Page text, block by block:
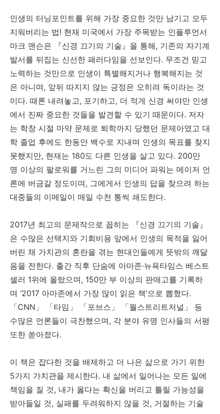
인생의 터닝포인트를 위해 가장 중요한 것만 남기고 모두
지워버리는 법! 현재 미국에서 가장 주목받는 인플루언서
마크 맨슨은 『신경 끄기의 기술』을 통해, 기존의 자기계
발서를 뒤집는 신선한 패러다임을 선보인다. 무조건 믿고
노력하는 것만으로 인생이 특별해지거나 행복해지는 것
은 아니며, 앞뒤 따지지 않는 긍정은 오히려 독이라는 것
이다. 때론 내려놓고, 포기하고, 더 적게 신경 써야만 인생
에서 진짜 중요한 것들을 발견할 수 있기 때문이다. 저자
는 학창 시절 마약 문제로 퇴학까지 당했던 문제아였고 대
학 졸업 후에도 한동안 백수로 지내며 인생의 목표를 찾지
못했지만, 현재는 180도 다른 인생을 살고 있다. 200만
명 이상의 팔로워를 거느린 그의 미디어 파워는 메이저 언
론에 버금갈 정도이며, 그에게서 인생의 답을 찾으려 하는
대중들의 이메일이 매일 수천 통씩 쇄도한다.
2017년 최고의 문제작으로 꼽히는 『신경 끄기의 기술』
은 수많은 선택지와 기회비용 앞에서 인생의 목적을 잃어
버린 채 가치관의 혼란을 겪는 현대인들에게 뜻밖의 깨달
음을 전한다. 출간 직후 단숨에 아마존·뉴욕타임스 베스트
셀러 1위에 올랐으며, 150만 부 이상의 판매고를 기록하
며 ‘2017 아마존에서 가장 많이 읽은 책’으로 뽑혔다.
「CNN」 「타임」 「포브스」 「월스트리트저널」 등
수많은 언론들이 극찬했으며, 각 분야 유명 인사들의 서평
또한 쏟아졌다.
이 책은 잡다한 것을 배제하고 더 나은 삶으로 가기 위한
5가지 가치관을 제시한다. 내 삶에서 일어나는 모든 일에
책임을 질 것, 내가 옳다는 확신을 버리고 틀릴 가능성을
받아들일 것, 실패를 두려워하지 않을 것, 거절하는 기술